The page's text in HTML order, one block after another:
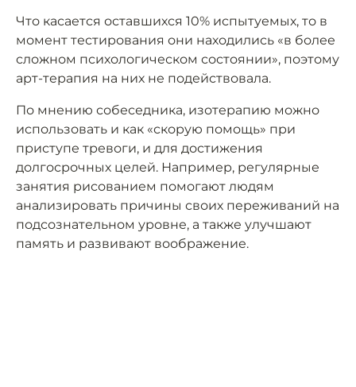
Что касается оставшихся 10% испытуемых, то в
момент тестирования они находились «в более
сложном психологическом состоянии», поэтому
арт-терапия на них не подействовала.
По мнению собеседника, изотерапию можно
использовать и как «скорую помощь» при
приступе тревоги, и для достижения
долгосрочных целей. Например, регулярные
занятия рисованием помогают людям
анализировать причины своих переживаний на
подсознательном уровне, а также улучшают
память и развивают воображение.